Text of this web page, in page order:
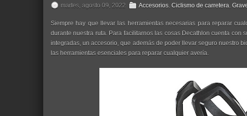
martes, agosto 09, 2022 Accesorios, Ciclismo de carretera,
Siempre hay que llevar las herramientas necesarias para reparar
durante nuestra ruta. Para facilitarnos las cosas Decathlon cuenta con
integradas, un accesorio, que además de poder llevar seguro nuestro
las herramientas esenciales para reparar cualquier avería.